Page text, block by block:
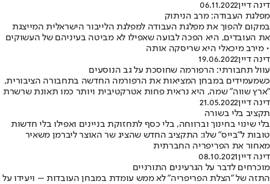
דינה דיין06.11.2022
מפלגת העבודה: מרב הניתוק
במקום להפוך את מפלגת העבודה למפלגת הלייבור הישראלית המייצגת
את העובדים, היא הפכה לבועה שאפילו לא מביטה בעיניהם של העשוקים
• מירב מיכאלי היא שריסקה אותה
דינה דיין19.06.2022
עוול תחבורתי: הרפורמה שחוסכת על גב הנוסעים
כשמעמידים במבחן המציאות את הרפורמה החדשה בתחבורה הציבורית,
"ארץ שווה" שמה, היא נראית פחות אטרקטיבית ויותר כמו תאונת שרשרת
דינה דיין21.05.2022
תקציב בלי בשורה
בלי שינוי בחינוך וברווחה, בלי כסף לתחזוקת בניינים ואפילו בלי חדשות
טובות ל"בייס" שלו: התקציב החדש שהציג שר האוצר ליברמן משאיר
מאחור את הפריפריה החברתית
דינה דיין08.10.2021
מוכרחים לדבר על הגרעינים התורניים
התזה של "הצלת הפריפריה" לא ממש עומדת במבחן העובדות – ויעידו על